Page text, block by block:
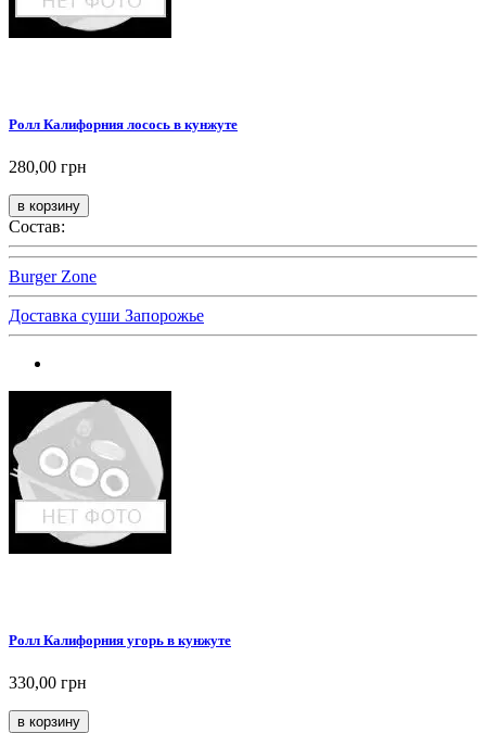
Ролл Калифорния лосось в кунжуте
280,00 грн
Состав:
Burger Zone
Доставка суши Запорожье
Ролл Калифорния угорь в кунжуте
330,00 грн